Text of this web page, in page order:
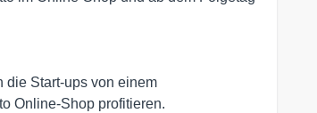
die Start-ups von einem
Online-Shop profitieren.